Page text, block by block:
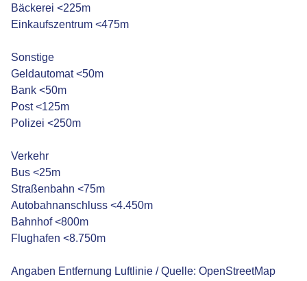
Bäckerei <225m
Einkaufszentrum <475m
Sonstige
Geldautomat <50m
Bank <50m
Post <125m
Polizei <250m
Verkehr
Bus <25m
Straßenbahn <75m
Autobahnanschluss <4.450m
Bahnhof <800m
Flughafen <8.750m
Angaben Entfernung Luftlinie / Quelle: OpenStreetMap